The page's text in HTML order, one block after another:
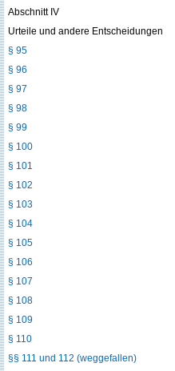
Abschnitt IV
Urteile und andere Entscheidungen
§ 95
§ 96
§ 97
§ 98
§ 99
§ 100
§ 101
§ 102
§ 103
§ 104
§ 105
§ 106
§ 107
§ 108
§ 109
§ 110
§§ 111 und 112 (weggefallen)